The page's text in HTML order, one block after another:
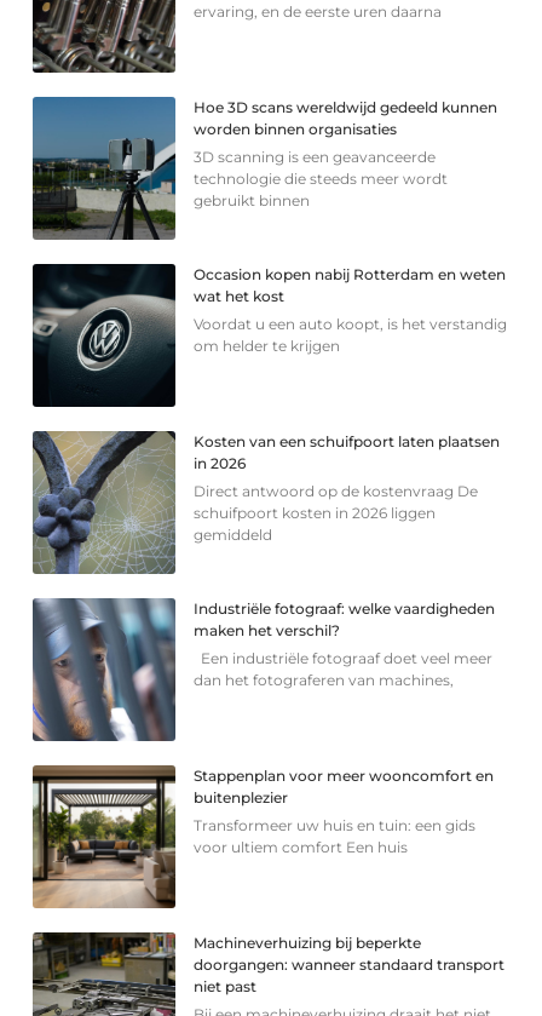
ervaring, en de eerste uren daarna
Hoe 3D scans wereldwijd gedeeld kunnen
worden binnen organisaties
3D scanning is een geavanceerde
technologie die steeds meer wordt
gebruikt binnen
Occasion kopen nabij Rotterdam en weten
wat het kost
Voordat u een auto koopt, is het verstandig
om helder te krijgen
Kosten van een schuifpoort laten plaatsen
in 2026
Direct antwoord op de kostenvraag De
schuifpoort kosten in 2026 liggen
gemiddeld
Industriële fotograaf: welke vaardigheden
maken het verschil?
Een industriële fotograaf doet veel meer
dan het fotograferen van machines,
Stappenplan voor meer wooncomfort en
buitenplezier
Transformeer uw huis en tuin: een gids
voor ultiem comfort Een huis
Machineverhuizing bij beperkte
doorgangen: wanneer standaard transport
niet past